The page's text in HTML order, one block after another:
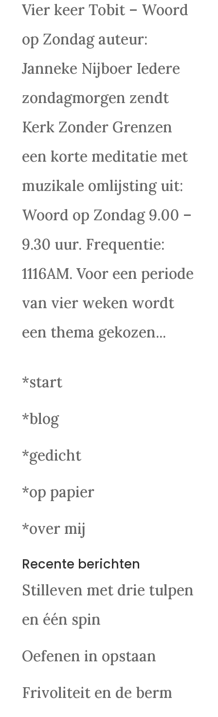
Vier keer Tobit – Woord
op Zondag auteur:
Janneke Nijboer Iedere
zondagmorgen zendt
Kerk Zonder Grenzen
een korte meditatie met
muzikale omlijsting uit:
Woord op Zondag 9.00 –
9.30 uur. Frequentie:
1116AM. Voor een periode
van vier weken wordt
een thema gekozen...
*start
*blog
*gedicht
*op papier
*over mij
Recente berichten
Stilleven met drie tulpen
en één spin
Oefenen in opstaan
Frivoliteit en de berm